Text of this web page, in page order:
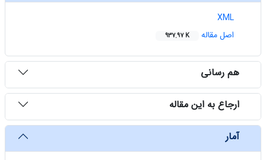
XML
اصل مقاله
937.97 K
هم رسانی
ارجاع به این مقاله
آمار